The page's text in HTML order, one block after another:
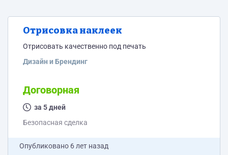
Отрисовка наклеек
Отрисовать качественно под печать
Дизайн и Брендинг
Договорная
за 5 дней
Безопасная сделка
Опубликовано 6 лет назад